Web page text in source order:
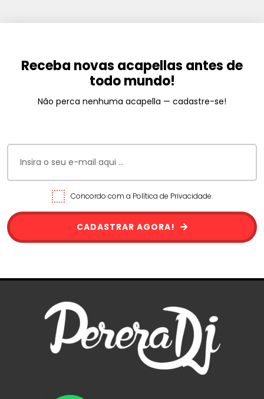
Receba novas acapellas antes de
todo mundo!
Não perca nenhuma acapella — cadastre-se!
Concordo com a Política de Privacidade.
CADASTRAR AGORA!